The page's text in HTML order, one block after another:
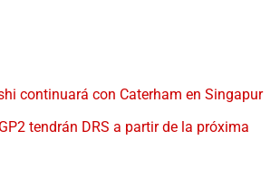
continuará con Caterham en Singapur
tendrán DRS a partir de la próxima